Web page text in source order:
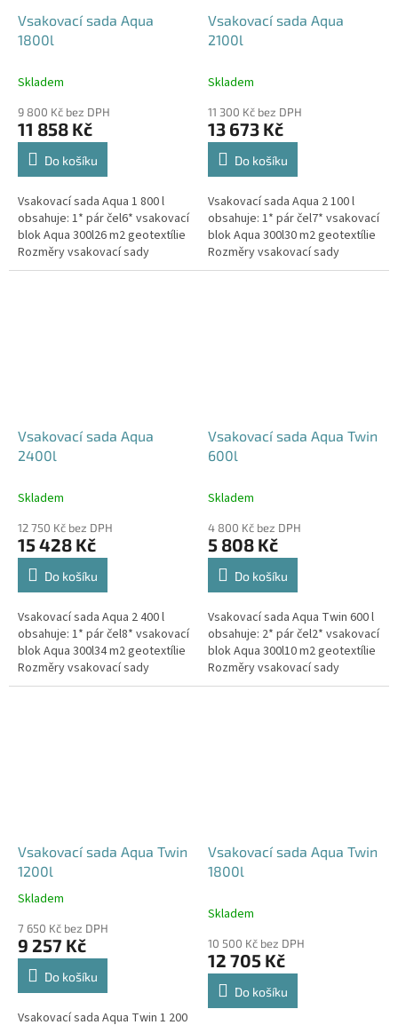
Vsakovací sada Aqua
1800l
Skladem
9 800 Kč bez DPH
11 858 Kč
Do košíku
Vsakovací sada Aqua 1 800 l
obsahuje: 1* pár čel6* vsakovací
blok Aqua 300l26 m2 geotextílie
Rozměry vsakovací sady
720x80x52 cm Nosnost bloků až
Vsakovací sada Aqua
2100l
Skladem
11 300 Kč bez DPH
13 673 Kč
Do košíku
Vsakovací sada Aqua 2 100 l
obsahuje: 1* pár čel7* vsakovací
blok Aqua 300l30 m2 geotextílie
Rozměry vsakovací sady
840x80x52 cm Nosnost bloků až
Vsakovací sada Aqua
2400l
Skladem
12 750 Kč bez DPH
15 428 Kč
Do košíku
Vsakovací sada Aqua 2 400 l
obsahuje: 1* pár čel8* vsakovací
blok Aqua 300l34 m2 geotextílie
Rozměry vsakovací sady
960x80x52 cm Nosnost bloků až
Vsakovací sada Aqua Twin
600l
Skladem
4 800 Kč bez DPH
5 808 Kč
Do košíku
Vsakovací sada Aqua Twin 600 l
obsahuje: 2* pár čel2* vsakovací
blok Aqua 300l10 m2 geotextílie
Rozměry vsakovací sady
120x80x104 cm Nosnost bloků
Vsakovací sada Aqua Twin
1200l
Průměrné
produktu
je
5,0
hvězdiček.
Skladem
7 650 Kč bez DPH
9 257 Kč
Do košíku
Vsakovací sada Aqua Twin 1 200
Vsakovací sada Aqua Twin
1800l
Skladem
10 500 Kč bez DPH
12 705 Kč
Do košíku